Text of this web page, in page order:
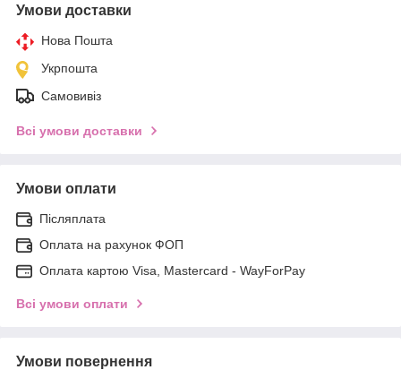
Умови доставки
Нова Пошта
Укрпошта
Самовивіз
Всі умови доставки
Умови оплати
Післяплата
Оплата на рахунок ФОП
Оплата картою Visa, Mastercard - WayForPay
Всі умови оплати
Умови повернення